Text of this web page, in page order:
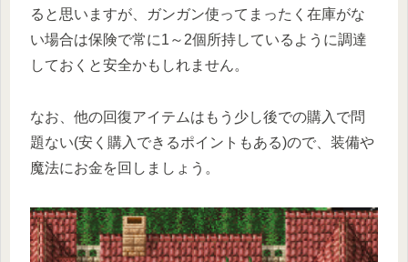
ると思いますが、ガンガン使ってまったく在庫がな
い場合は保険で常に1～2個所持しているように調達
しておくと安全かもしれません。
なお、他の回復アイテムはもう少し後での購入で問
題ない(安く購入できるポイントもある)ので、装備や
魔法にお金を回しましょう。